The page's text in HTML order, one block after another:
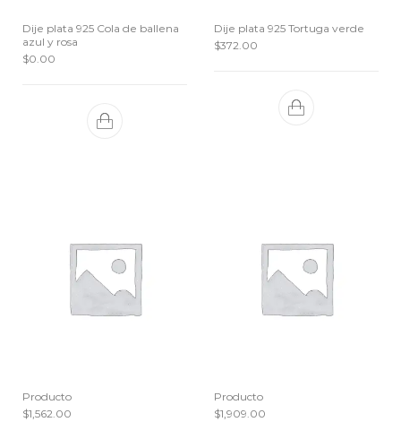
Dije plata 925 Cola de ballena
azul y rosa
$0.00
Dije plata 925 Tortuga verde
$372.00
Producto
$1,562.00
Producto
$1,909.00